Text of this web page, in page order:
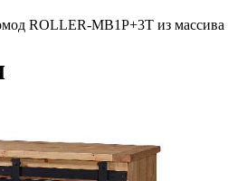
ROLLER-MB1P+3T из массива